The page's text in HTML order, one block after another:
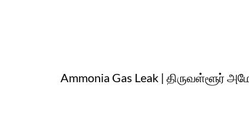
Ammonia Gas Leak | திருவள்ளூர்